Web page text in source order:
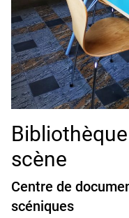
scène
Centre de
scéniques